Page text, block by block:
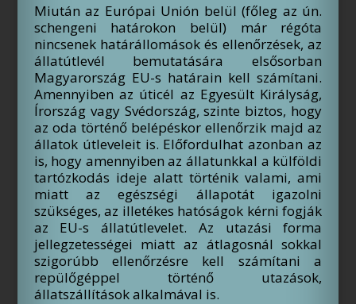
Miután az Európai Unión belül (főleg az ún.
schengeni határokon belül) már régóta
nincsenek határállomások és ellenőrzések, az
állatútlevél bemutatására elsősorban
Magyarország EU-s határain kell számítani.
Amennyiben az úticél az Egyesült Királyság,
Írország vagy Svédország, szinte biztos, hogy
az oda történő belépéskor ellenőrzik majd az
állatok útleveleit is. Előfordulhat azonban az
is, hogy amennyiben az állatunkkal a külföldi
tartózkodás ideje alatt történik valami, ami
miatt az egészségi állapotát igazolni
szükséges, az illetékes hatóságok kérni fogják
az EU-s állatútlevelet. Az utazási forma
jellegzetességei miatt az átlagosnál sokkal
szigorúbb ellenőrzésre kell számítani a
repülőgéppel történő utazások,
állatszállítások alkalmával is.